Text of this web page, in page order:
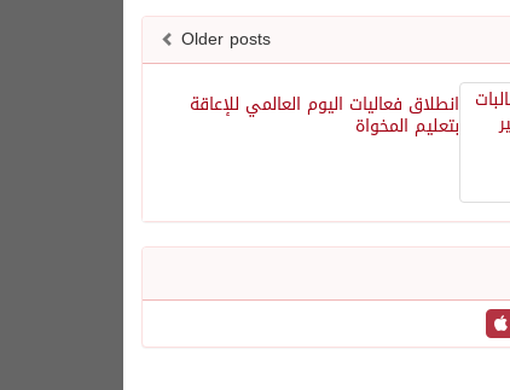
Older posts
انطلاق فعاليات اليوم العالمي للإعاقة
بتعليم المخواة